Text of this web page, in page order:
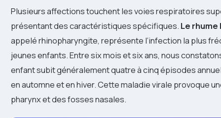
Plusieurs affections touchent les voies respiratoires
présentant des caractéristiques spécifiques. Le rhume
appelé rhinopharyngite, représente l’infection la plus
jeunes enfants. Entre six mois et six ans, nous
enfant subit généralement quatre à cinq épisodes
en automne et en hiver. Cette maladie virale provoque
pharynx et des fosses nasales.